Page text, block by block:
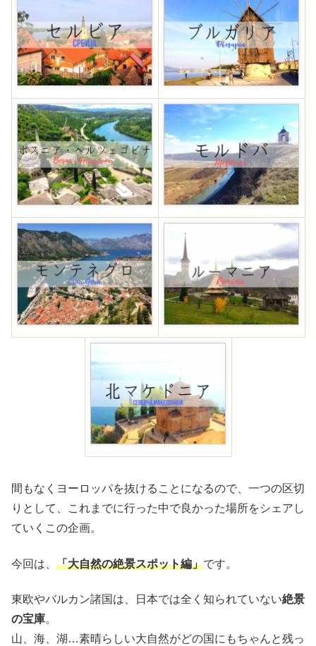
間もなくヨーロッパを抜けることになるので、一つの区切
りとして、これまでに行った中で良かった場所をシェアし
ていくこの企画。
今回は、 「大自然の絶景スポット編」です。
東欧やバルカン諸国は、日本では全く知られていない絶景
の宝庫。
山、海、湖…素晴らしい大自然がどの国にもちゃんと残っ